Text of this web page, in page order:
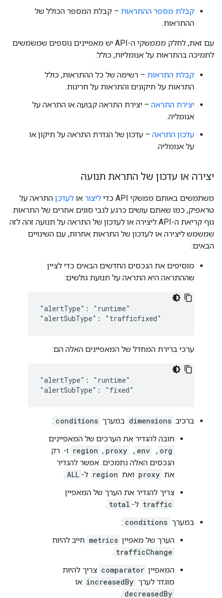
קבלת מספר ההתראות – קבלת המספר הכולל של
ההתראות.
עם זאת, לחלק מממשקי ה-API יש מאפיינים נוספים שמשמשים
לתמיכה בהתראות על אנומליות, כולל:
קבלת התראות – רשימה של כל ההתראות, כולל
התראות על תיקונים והתראות על חריגות.
יצירת התראה – יצירת התראה קבועה או התראה על
אנומליה.
עדכון התראה – עדכון של הגדרת התראה על תיקון או
על אנומליה.
יצירה או עדכון של התראת תנועה
משתמשים באותם ממשקי API כדי ליצור או לעדכן התראה על
טראפיק, כמו שאתם עושים כרגע לגבי סוגים אחרים של התראות.
גוף קריאת ה-API ליצירה או לעדכון של התראה על תנועה זהה לזה
שמשמש ליצירה או לעדכון של התראות אחרות, עם השינויים
הבאים:
מוסיפים את הנכסים החדשים הבאים כדי לציין
שההתראה היא התראה על תנועת גולשים:
"alertType": "runtime"
"alertSubType": "trafficfixed"
ערכי ברירת המחדל של המאפיינים האלה הם:
"alertType": "runtime"
"alertSubType": "fixed"
ברכיב dimensions במערך conditions
:
חובה להגדיר את הערכים של המאפיינים
org
, ‏
env
, ‏
proxy
,‏
region ו-. רק
הנכסים האלה נתמכים. אפשר להגדיר
את proxy ואת region ל- ALL
.
צריך להגדיר את הערך של המאפיין
traffic ל- total
.
במערך conditions
:
הערך של מאפיין metrics חייב להיות
trafficChange
.
המאפיין comparator צריך להיות
מוגדר לערך increasedBy או
decreasedBy
.